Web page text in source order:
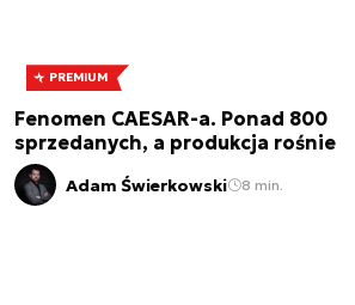
PREMIUM
Fenomen CAESAR-a. Ponad 800
sprzedanych, a produkcja rośnie
Adam Świerkowski 8 min.